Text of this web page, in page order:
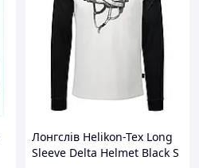
Лонгслів Helikon-Tex Long
Sleeve Delta Helmet Black S